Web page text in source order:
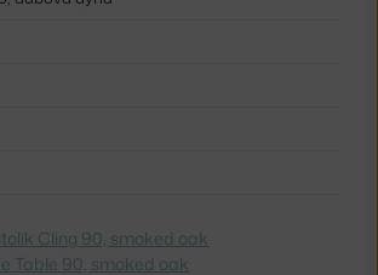
Cling 90, smoked oak
Table 90, smoked oak